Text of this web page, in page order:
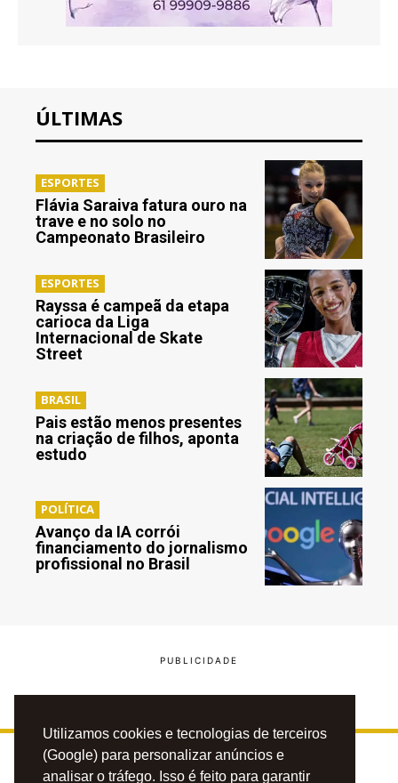
Utilizamos cookies e tecnologias de terceiros
(Google) para personalizar anúncios e
analisar o tráfego. Isso é feito para garantir
ÚLTIMAS
ESPORTES
Flávia Saraiva fatura ouro na
trave e no solo no
Campeonato Brasileiro
ESPORTES
Rayssa é campeã da etapa
carioca da Liga
Internacional de Skate
Street
BRASIL
Pais estão menos presentes
na criação de filhos, aponta
estudo
POLÍTICA
Avanço da IA corrói
financiamento do jornalismo
profissional no Brasil